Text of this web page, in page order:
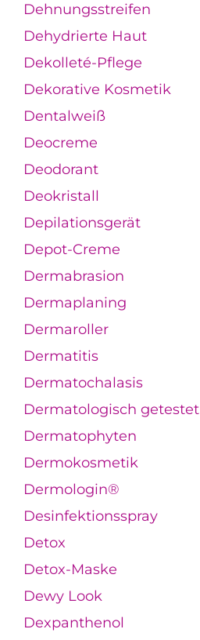
Dehnungsstreifen
Dehydrierte Haut
Dekolleté-Pflege
Dekorative Kosmetik
Dentalweiß
Deocreme
Deodorant
Deokristall
Depilationsgerät
Depot-Creme
Dermabrasion
Dermaplaning
Dermaroller
Dermatitis
Dermatochalasis
Dermatologisch getestet
Dermatophyten
Dermokosmetik
Dermologin®
Desinfektionsspray
Detox
Detox-Maske
Dewy Look
Dexpanthenol